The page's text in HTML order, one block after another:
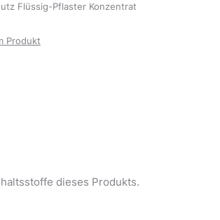
Flüssig-Pflaster Konzentrat
Produkt
dieses Produkts.